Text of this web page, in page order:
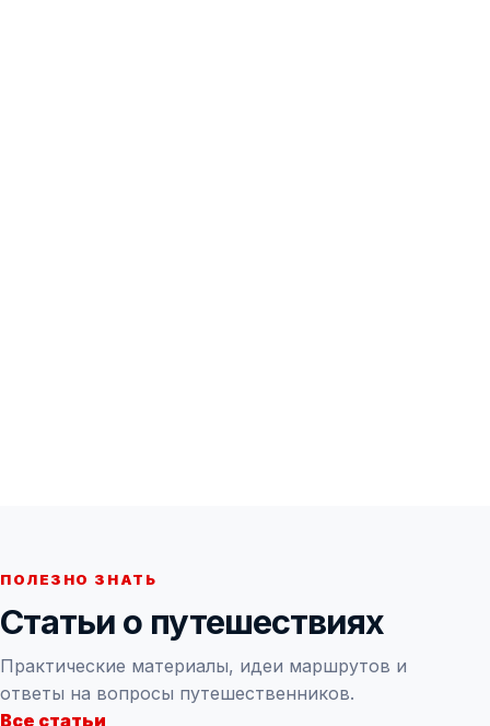
ПОЛЕЗНО ЗНАТЬ
Статьи о путешествиях
Практические материалы, идеи маршрутов и
ответы на вопросы путешественников.
Все статьи